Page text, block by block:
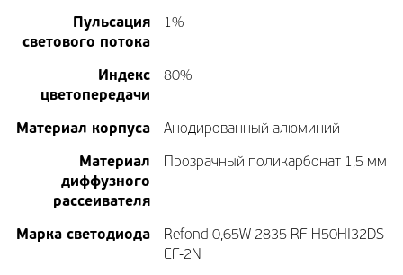
Пульсация
светового потока
1%
Индекс
цветопередачи
80%
Материал корпуса Анодированный алюминий
Материал
диффузного
рассеивателя
Прозрачный поликарбонат 1,5 мм
Марка светодиода
Refond 0,65W 2835 RF-H50HI32DS-
EF-2N